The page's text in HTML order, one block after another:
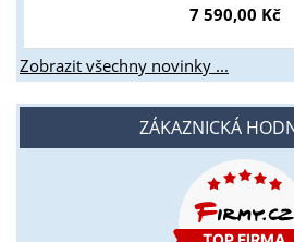
7 590,00 Kč
Zobrazit všechny novinky ...
ZÁKAZNICKÁ